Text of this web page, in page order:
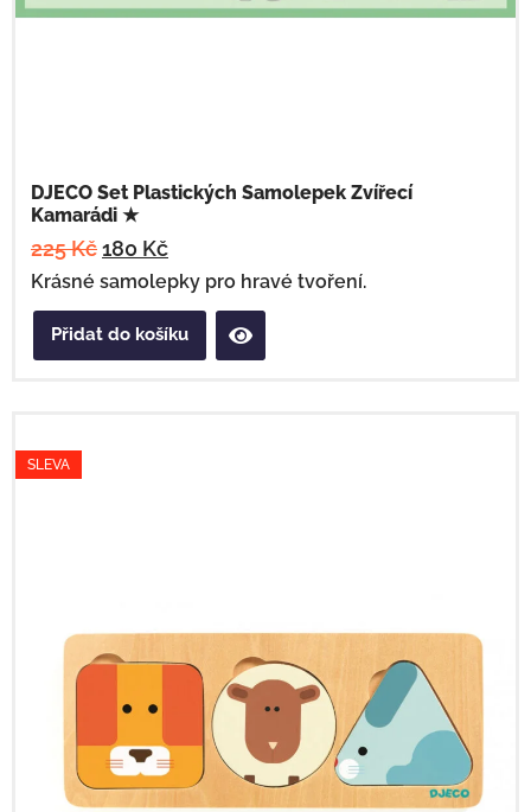
DJECO Set Plastických Samolepek Zvířecí
Kamarádi ★
225Kč180 Kč
Krásné samolepky pro hravé tvoření.
Přidat do košíku
SLEVA